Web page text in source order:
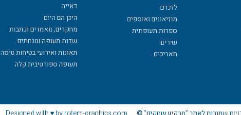
לזכרם
מוזיאונים ואוספים
ספרות תעופתית
שירים
תאריכים
דאייה
היכן הם היום
מחקרים, מאמרים וכתבות
שדות תעופה ומנחתים
תאונות ואירועי בטיחות טיסה
תעופה ספורטיבית קלה